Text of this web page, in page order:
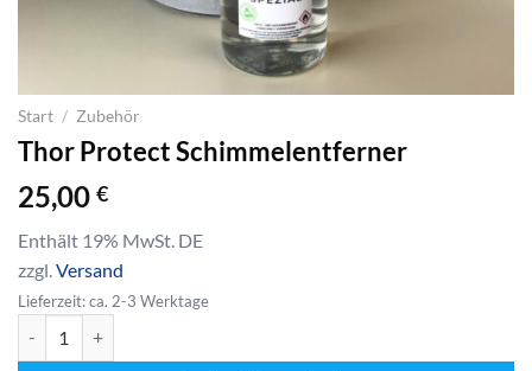
Start / Zubehör
Thor Protect Schimmelentferner
25,00 €
Enthält 19% MwSt. DE
zzgl. Versand
Lieferzeit: ca. 2-3 Werktage